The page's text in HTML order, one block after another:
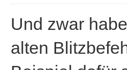
Und zwar
alten